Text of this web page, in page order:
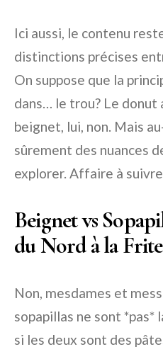
Ici aussi, le contenu
distinctions précises
On suppose que la
dans… le trou? Le donut
beignet, lui, non. Mais
sûrement des nuances
explorer. Affaire à
Beignet vs
du Nord à la Frite
Non, mesdames et
sopapillas ne sont *pas*
si les deux sont des